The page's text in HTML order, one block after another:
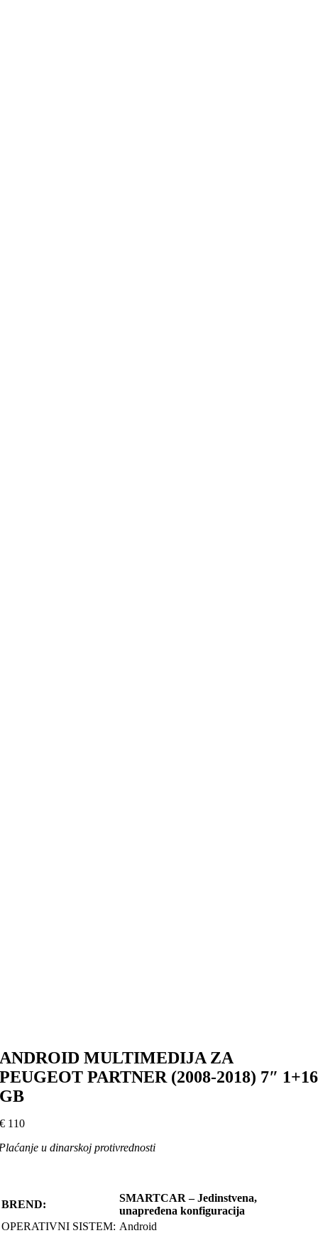
ANDROID MULTIMEDIJA ZA
PEUGEOT PARTNER (2008-2018) 7″ 1+16
GB
€ 110
u dinarskoj protivrednosti
BREND:
SMARTCAR – Jedinstvena,
unapređena konfiguracija
OPERATIVNI SISTEM: Android